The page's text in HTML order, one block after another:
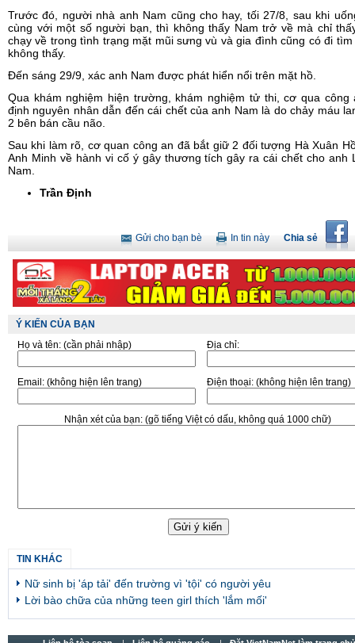
Trước đó, người nhà anh Nam cũng cho hay, tối 27/8, sau khi
cùng với một số người bạn, thì không thấy Nam trở về mà chỉ
chạy về trong tình trạng mặt mũi sưng vù và gia đình cũng có đi
không thấy.
Đến sáng 29/9, xác anh Nam được phát hiển nổi trên mặt hồ.
Qua khám nghiệm hiện trường, khám nghiệm tử thi, cơ qua công
định nguyên nhân dẫn đến cái chết của anh Nam là do chảy máu
2 bên bán cầu não.
Sau khi làm rõ, cơ quan công an đã bắt giữ 2 đối tượng Hà Xuân
Anh Minh về hành vi cố ý gây thương tích gây ra cái chết cho anh
Nam.
Trần Định
Chia sẻ
In tin này
Gửi cho bạn bè
Ý KIẾN CỦA BẠN
Họ và tên: (cần phải nhập) Địa chỉ:
Email: (không hiện lên trang) Điện thoại: (không hiện lên trang)
Nhận xét của bạn:(gõ tiếng Việt có dấu, không quá 1000 chữ)
TIN KHÁC
Nữ sinh bị 'áp tải' đến trường vì 'tội' có người yêu
Lời bào chữa của những teen girl thích 'lắm mối'